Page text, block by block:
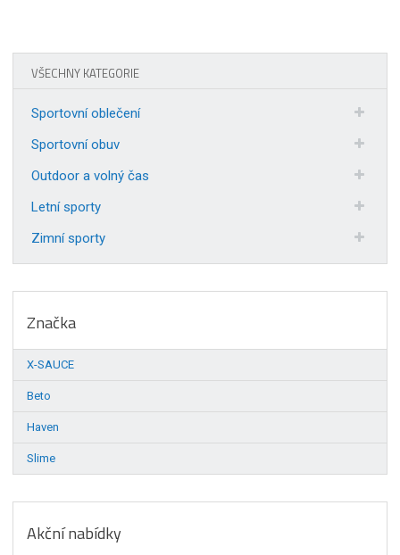
VŠECHNY KATEGORIE
Sportovní oblečení
Sportovní obuv
Outdoor a volný čas
Letní sporty
Zimní sporty
Značka
X-SAUCE
Beto
Haven
Slime
Akční nabídky